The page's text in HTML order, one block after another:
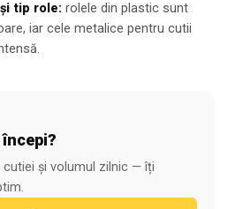
tip role: rolele din plastic sunt
iar cele metalice pentru cutii
și volumul zilnic — îți